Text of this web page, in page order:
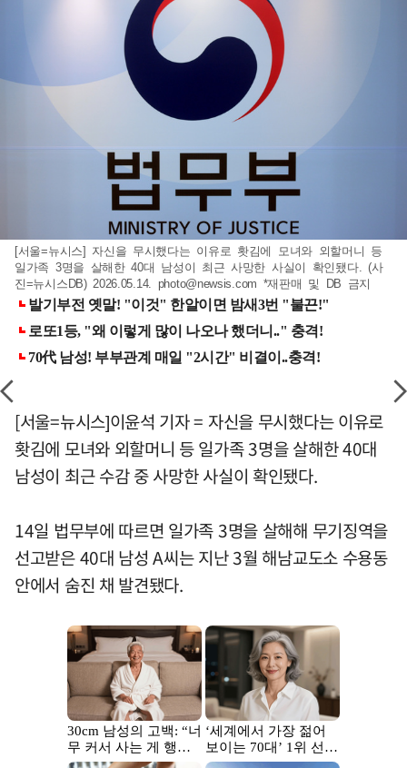
[서울=뉴시스] 자신을 무시했다는 이유로 홧김에 모녀와 외할머니 등
일가족 3명을 살해한 40대 남성이 최근 사망한 사실이 확인됐다. (사
진=뉴시스DB) 2026.05.14. photo@newsis.com *재판매 및 DB 금지
[서울=뉴시스]이윤석 기자 = 자신을 무시했다는 이유로
홧김에 모녀와 외할머니 등 일가족 3명을 살해한 40대
남성이 최근 수감 중 사망한 사실이 확인됐다.
14일 법무부에 따르면 일가족 3명을 살해해 무기징역을
선고받은 40대 남성 A씨는 지난 3월 해남교도소 수용동
안에서 숨진 채 발견됐다.